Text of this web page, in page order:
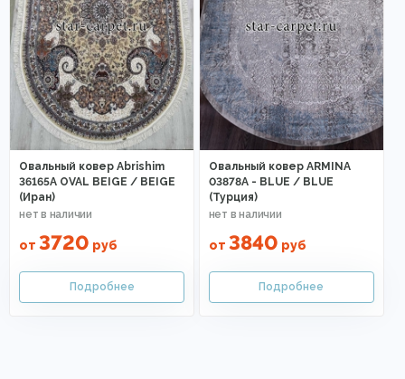
Овальный ковер Abrishim
36165A OVAL BEIGE / BEIGE
(Иран)
от 3720 руб
Овальный ковер ARMINA
03878A - BLUE / BLUE
(Турция)
от 3840 руб